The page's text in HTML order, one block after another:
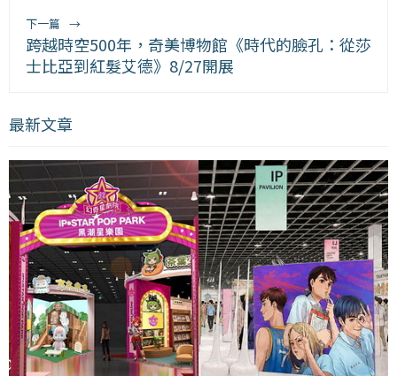
下一篇 →
跨越時空500年，奇美博物館《時代的臉孔：從莎
士比亞到紅髮艾德》8/27開展
最新文章